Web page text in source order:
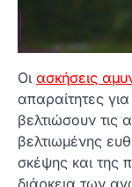
Οι ασκήσεις
απαραίτητες
βελτιώσουν τις
βελτιωμένης
σκέψης και της